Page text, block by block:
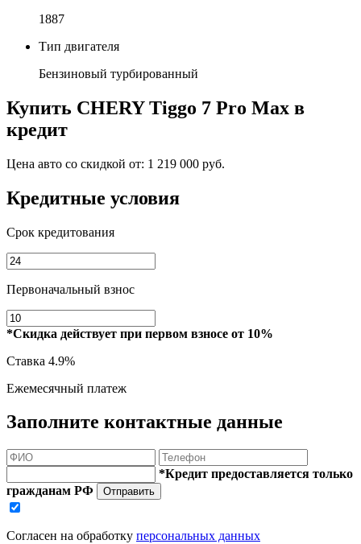
1887
Тип двигателя
Бензиновый турбированный
Купить CHERY Tiggo 7 Pro Max в
кредит
Цена авто со скидкой от: 1 219 000 руб.
Кредитные условия
Срок кредитования
Первоначальный взнос
*Скидка действует при первом взносе от 10%
Ставка 4.9%
Ежемесячный платеж
Заполните контактные данные
*Кредит предоставляется только
гражданам РФ
Отправить
Согласен на обработку персональных данных